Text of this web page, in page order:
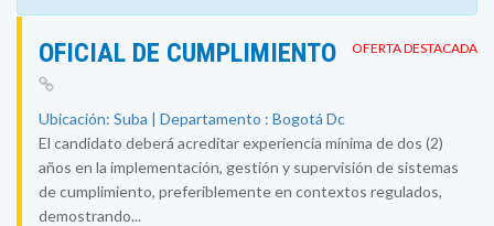
OFERTA DESTACADA
OFICIAL DE CUMPLIMIENTO
Ubicación: Suba | Departamento : Bogotá Dc
El candidato deberá acreditar experiencia mínima de dos (2)
años en la implementación, gestión y supervisión de sistemas
de cumplimiento, preferiblemente en contextos regulados,
demostrando...